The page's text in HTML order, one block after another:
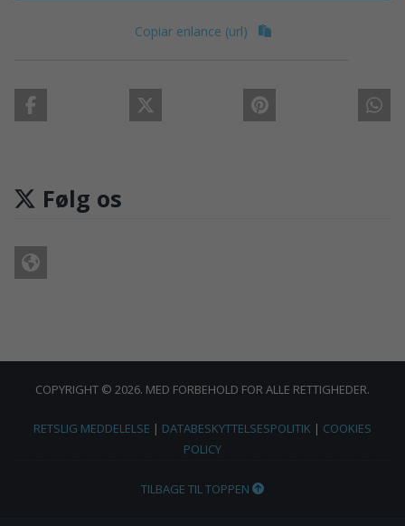
Copiar enlance (url)
Følg os
COPYRIGHT © 2026. MED FORBEHOLD FOR ALLE RETTIGHEDER.
RETSLIG MEDDELELSE | DATABESKYTTELSESPOLITIK | COOKIES
POLICY
TILBAGE TIL TOPPEN